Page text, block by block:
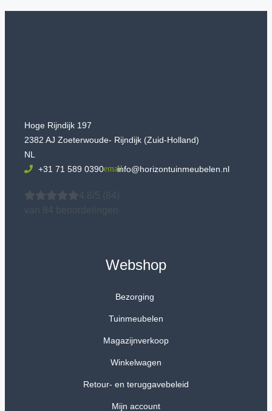
Hoge Rijndijk 197
2382 AJ Zoeterwoude- Rijndijk (Zuid-Holland)
NL
+31 71 589 0390
info@horizontuinmeubelen.nl
4.8/5
(84)
van 84 beoordelingen
Webshop
Bezorging
Tuinmeubelen
Magazijnverkoop
Winkelwagen
Retour- en teruggavebeleid
Mijn account